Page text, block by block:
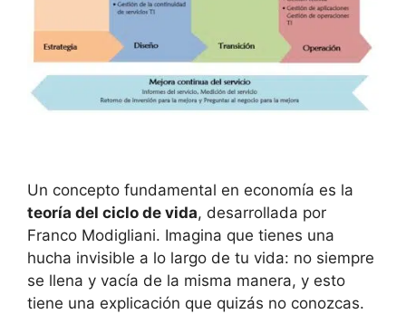
Un concepto​ fundamental en economía es la
teoría del ciclo de vida, desarrollada por
Franco‌ Modigliani. Imagina ‍que tienes una
hucha invisible a lo ⁣largo de tu vida: no siempre
se llena y vacía de la misma manera, y‌ esto
tiene ⁢una⁢ explicación⁣ que quizás no conozcas.